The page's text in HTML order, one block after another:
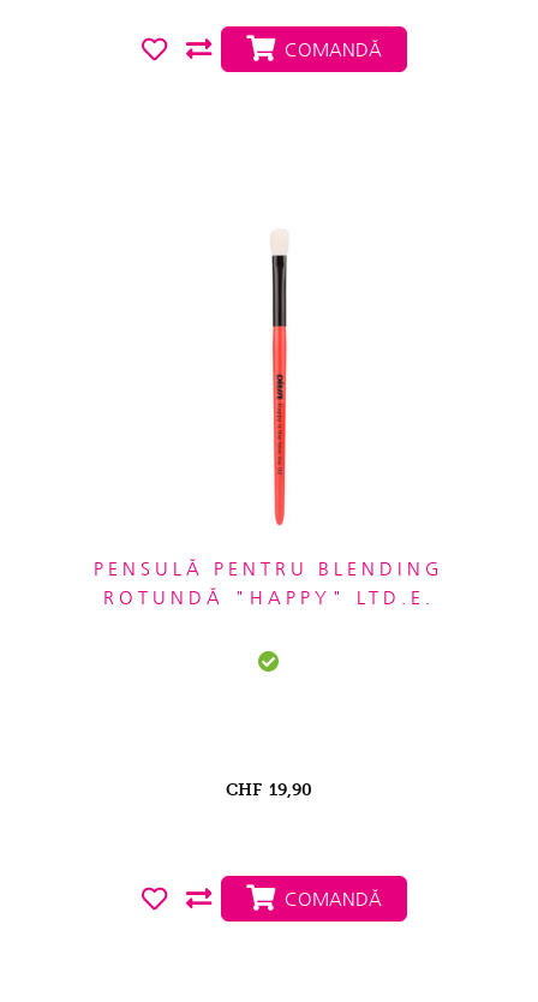
COMANDĂ
PENSULĂ PENTRU BLENDING
ROTUNDĂ "HAPPY" LTD.E.
CHF 19,90
COMANDĂ